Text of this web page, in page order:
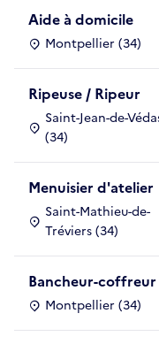
Aide à domicile
Montpellier (34)
Ripeuse / Ripeur
Saint-Jean-de-
(34)
Menuisier d'atelier
Saint-Mathieu-de-
Tréviers (34)
Bancheur-
Montpellier (34)